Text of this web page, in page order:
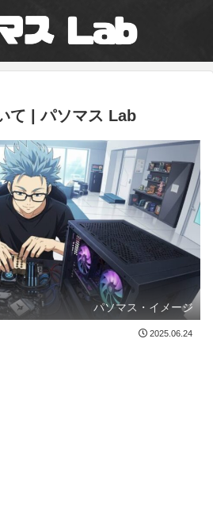
て | パソマス Lab
パソマス・イメージ
2025.06.24